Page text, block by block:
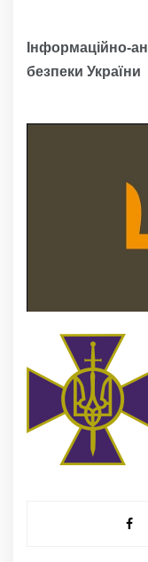
Інформаційно-
безпеки України